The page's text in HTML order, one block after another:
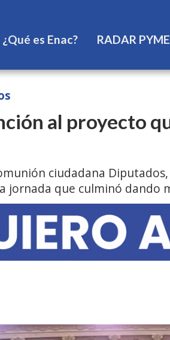
¿Qué es Enac? RADAR PYME
al proyecto
ciudadana
jornada que culminó dando